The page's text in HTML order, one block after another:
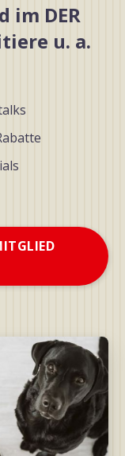
im DER
u. a.